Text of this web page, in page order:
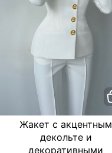
Жакет с акцентным
декольте и
декоративными